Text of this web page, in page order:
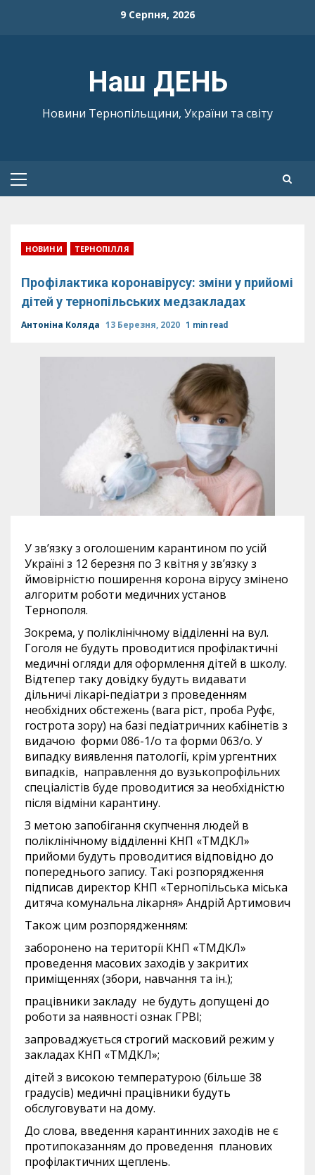
9 Серпня, 2026
Наш ДЕНЬ
Новини Тернопільщини, України та світу
Primary
НОВИНИ ТЕРНОПІЛЛЯ
Профілактика коронавірусу: зміни у прийомі
дітей у тернопільських медзакладах
Антоніна Коляда 13 Березня, 2020 1 min read
У зв’язку з оголошеним карантином по усій
Україні з 12 березня по 3 квітня у зв’язку з
ймовірністю поширення корона вірусу змінено
алгоритм роботи медичних установ
Тернополя.
Зокрема, у поліклінічному відділенні на вул.
Гоголя не будуть проводитися профілактичні
медичні огляди для оформлення дітей в школу.
Відтепер таку довідку будуть видавати
дільничі лікарі-педіатри з проведенням
необхідних обстежень (вага ріст, проба Руфє,
гострота зору) на базі педіатричних кабінетів з
видачою форми 086-1/о та форми 063/о. У
випадку виявлення патології, крім ургентних
випадків, направлення до вузькопрофільних
спеціалістів буде проводитися за необхідністю
після відміни карантину.
З метою запобігання скупчення людей в
поліклінічному відділенні КНП «ТМДКЛ»
прийоми будуть проводитися відповідно до
попереднього запису. Такі розпорядження
підписав директор КНП «Тернопільська міська
дитяча комунальна лікарня» Андрій Артимович
Також цим розпорядженням:
заборонено на території КНП «ТМДКЛ»
проведення масових заходів у закритих
приміщеннях (збори, навчання та ін.);
працівники закладу не будуть допущені до
роботи за наявності ознак ГРВІ;
запроваджується строгий масковий режим у
закладах КНП «ТМДКЛ»;
дітей з високою температурою (більше 38
градусів) медичні працівники будуть
обслуговувати на дому.
До слова, введення карантинних заходів не є
протипоказанням до проведення планових
профілактичних щеплень.